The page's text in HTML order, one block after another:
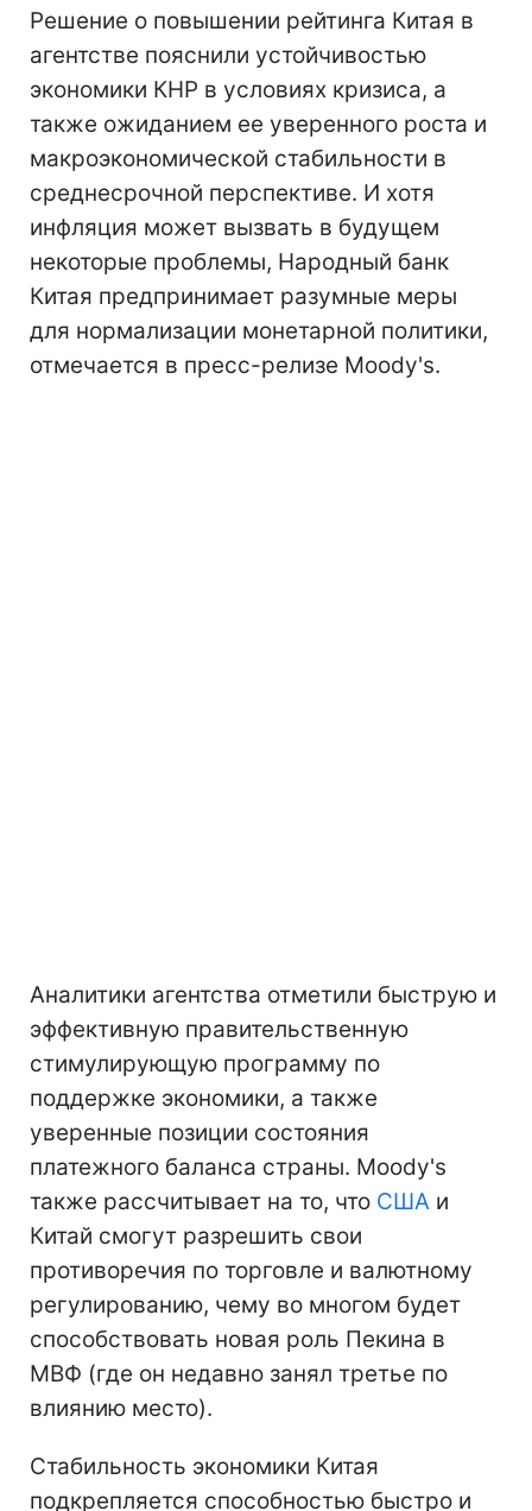
Решение о повышении рейтинга Китая в
агентстве пояснили устойчивостью
экономики КНР в условиях кризиса, а
также ожиданием ее уверенного роста и
макроэкономической стабильности в
среднесрочной перспективе. И хотя
инфляция может вызвать в будущем
некоторые проблемы, Народный банк
Китая предпринимает разумные меры
для нормализации монетарной политики,
отмечается в пресс-релизе Moody's.
Аналитики агентства отметили быструю и
эффективную правительственную
стимулирующую программу по
поддержке экономики, а также
уверенные позиции состояния
платежного баланса страны. Moody's
также рассчитывает на то, что США и
Китай смогут разрешить свои
противоречия по торговле и валютному
регулированию, чему во многом будет
способствовать новая роль Пекина в
МВФ (где он недавно занял третье по
влиянию место).
Стабильность экономики Китая
подкрепляется способностью быстро и